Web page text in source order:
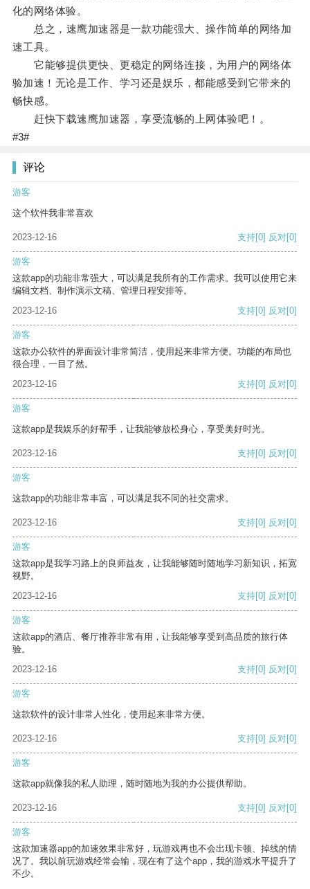
化的网络体验。
总之，速鹰加速器是一款功能强大、操作简单的网络加
速工具。
它能够提供更快、更稳定的网络连接，为用户的网络体
验加速！无论是工作、学习还是娱乐，都能感受到它带来的
畅快感。
赶快下载速鹰加速器，享受流畅的上网体验吧！。
#3#
评论
游客
这个软件我非常喜欢
2023-12-16 支持[0] 反对[0]
游客
这款app的功能非常强大，可以满足我所有的工作需求。我可以使用它来
编辑文档、制作演示文稿、管理日程安排等。
2023-12-16
支持[0] 反对[0]
游客
这款办公软件的界面设计非常简洁，使用起来非常方便。功能的布局也
很合理，一目了然。
2023-12-16
支持[0] 反对[0]
游客
这款app是我娱乐的好帮手，让我能够放松身心，享受美好时光。
2023-12-16 支持[0] 反对[0]
游客
这款app的功能非常丰富，可以满足我不同的社交需求。
2023-12-16 支持[0] 反对[0]
游客
这款app是我学习路上的良师益友，让我能够随时随地学习新知识，拓宽
视野。
2023-12-16
支持[0] 反对[0]
游客
这款app的酒店、餐厅推荐非常有用，让我能够享受到高品质的旅行体
验。
2023-12-16
支持[0] 反对[0]
游客
这款软件的设计非常人性化，使用起来非常方便。
2023-12-16 支持[0] 反对[0]
游客
这款app就像我的私人助理，随时随地为我的办公提供帮助。
2023-12-16 支持[0] 反对[0]
游客
这款加速器app的加速效果非常好，玩游戏再也不会出现卡顿、掉线的情
况了。我以前玩游戏经常会输，现在有了这个app，我的游戏水平提升了
不少。